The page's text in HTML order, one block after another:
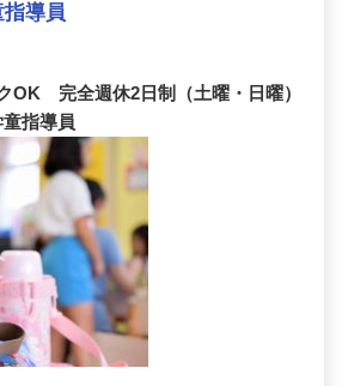
導員
OK 完全週休2日制（土曜・日曜）
指導員